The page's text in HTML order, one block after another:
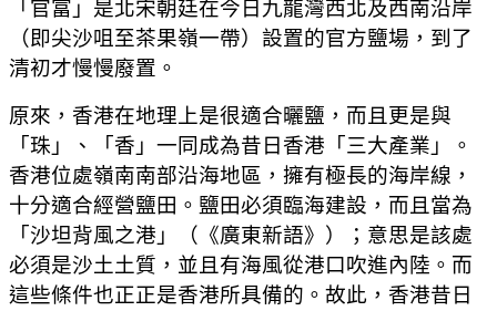
「官富」是北宋朝廷在今日九龍灣西北及西南沿岸
（即尖沙咀至茶果嶺一帶）設置的官方鹽場，到了
清初才慢慢廢置。
原來，香港在地理上是很適合曬鹽，而且更是與
「珠」、「香」一同成為昔日香港「三大產業」。
香港位處嶺南南部沿海地區，擁有極長的海岸線，
十分適合經營鹽田。鹽田必須臨海建設，而且當為
「沙坦背風之港」（《廣東新語》）；意思是該處
必須是沙土土質，並且有海風從港口吹進內陸。而
這些條件也正正是香港所具備的。故此，香港昔日